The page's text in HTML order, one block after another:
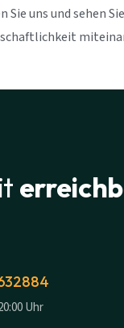
Sie uns und sehen
Uhr